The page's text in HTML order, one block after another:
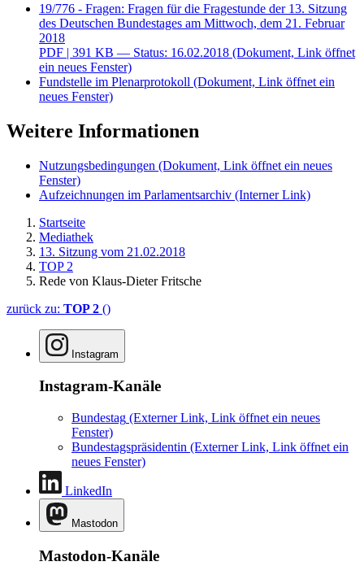
19/776 - Fragen: Fragen für die Fragestunde der 13. Sitzung
des Deutschen Bundestages am Mittwoch, dem 21. Februar
2018
PDF | 391 KB — Status: 16.02.2018 (Dokument, Link öffnet
ein neues Fenster)
Fundstelle im Plenarprotokoll (Dokument, Link öffnet ein
neues Fenster)
Weitere Informationen
Nutzungsbedingungen (Dokument, Link öffnet ein neues
Fenster)
Aufzeichnungen im Parlamentsarchiv (Interner Link)
Startseite
Mediathek
13. Sitzung vom 21.02.2018
TOP 2
Rede von Klaus-Dieter Fritsche
zurück zu: TOP 2 ()
Instagram
Instagram-Kanäle
Bundestag (Externer Link, Link öffnet ein neues
Fenster)
Bundestagspräsidentin (Externer Link, Link öffnet ein
neues Fenster)
LinkedIn
Mastodon
Mastodon-Kanäle